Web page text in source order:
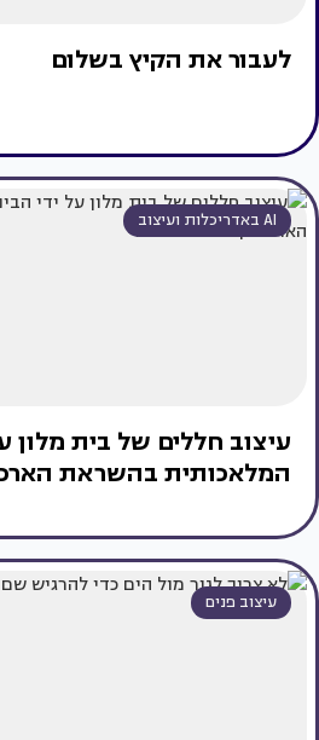
לעבור את הקיץ בשלום
AI באדריכלות ועיצוב
עיצוב חללים של בית מלון
המלאכותית בהשראת
עיצוב פנים